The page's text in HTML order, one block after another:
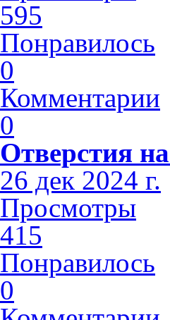
595
Понравилось
0
Комментарии
0
Отверстия
26 дек 2024 г.
Просмотры
415
Понравилось
0